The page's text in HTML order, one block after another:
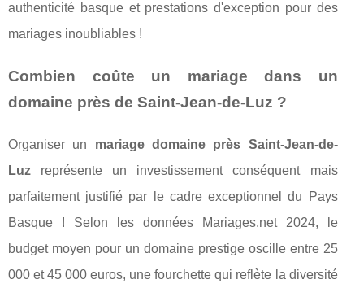
authenticité basque et prestations d'exception pour des
mariages inoubliables !
Combien coûte un mariage dans un
domaine près de Saint-Jean-de-Luz ?
Organiser un mariage domaine près Saint-Jean-de-
Luz représente un investissement conséquent mais
parfaitement justifié par le cadre exceptionnel du Pays
Basque ! Selon les données Mariages.net 2024, le
budget moyen pour un domaine prestige oscille entre 25
000 et 45 000 euros, une fourchette qui reflète la diversité